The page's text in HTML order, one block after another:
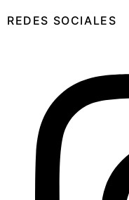
REDES SOCIALES